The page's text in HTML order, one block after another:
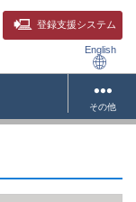
登録支援システム
English
その他